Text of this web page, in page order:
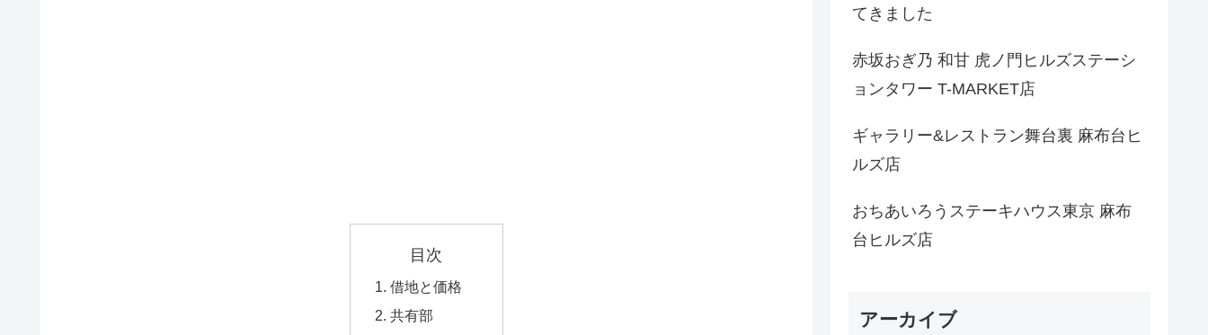
目次
借地と価格
共有部
てきました
赤坂おぎ乃 和甘 虎ノ門ヒルズステーシ
ョンタワー T-MARKET店
ギャラリー&レストラン舞台裏 麻布台ヒ
ルズ店
おちあいろうステーキハウス東京 麻布
台ヒルズ店
アーカイブ